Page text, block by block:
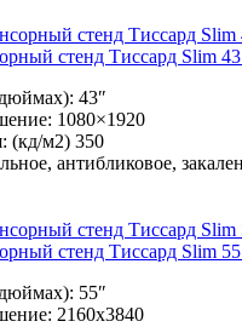
стенд Тиссард Slim
43″
1080×1920
(кд/м2) 350
антибликовое,
стенд Тиссард Slim
55″
2160х3840